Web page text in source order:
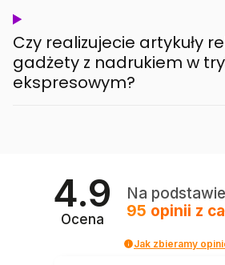
Czy realizujecie artykuły
gadżety z nadrukiem w
ekspresowym?
4.9
Ocena
Na podstawie
95 opinii z
Jak zbieramy